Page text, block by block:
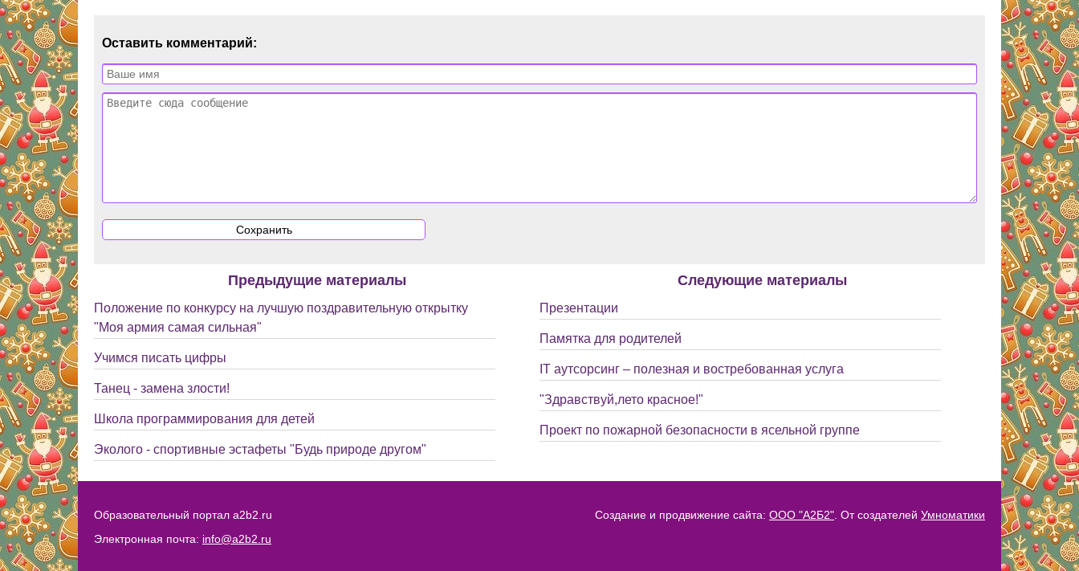
Оставить комментарий:
Предыдущие материалы
Положение по конкурсу на лучшую поздравительную открытку
"Моя армия самая сильная"
Учимся писать цифры
Танец - замена злости!
Школа программирования для детей
Эколого - спортивные эстафеты "Будь природе другом"
Следующие материалы
Презентации
Памятка для родителей
IT аутсорсинг – полезная и востребованная услуга
"Здравствуй,лето красное!"
Проект по пожарной безопасности в ясельной группе
Образовательный портал a2b2.ru
Электронная почта: info@a2b2.ru
Создание и продвижение сайта: ООО "А2Б2" . От создателей Умноматики